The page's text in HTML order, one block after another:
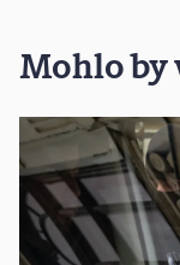
Mohlo by